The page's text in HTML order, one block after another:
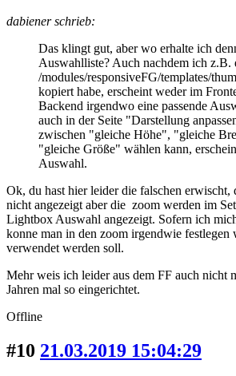
dabiener schrieb:
Das klingt gut, aber wo erhalte ich
Auswahlliste? Auch nachdem ich z.B.
/modules/responsiveFG/templates/
kopiert habe, erscheint weder im
Backend irgendwo eine passende
auch in der Seite "Darstellung
zwischen "gleiche Höhe", "gleiche
"gleiche Größe" wählen kann,
Auswahl.
Ok, du hast hier leider die falschen erwischt,
nicht angezeigt aber die zoom werden im
Lightbox Auswahl angezeigt. Sofern ich
konne man in den zoom irgendwie festlegen
verwendet werden soll.
Mehr weis ich leider aus dem FF auch nicht
Jahren mal so eingerichtet.
Offline
#10 21.03.2019 15:04:29